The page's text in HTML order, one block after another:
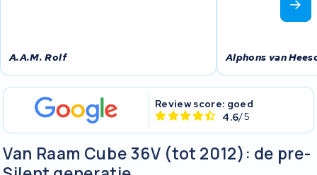
A.A.M. Rolf Alphons van
Review score: goed
4.6/5
Van Raam Cube 36V (tot 2012): de pre-